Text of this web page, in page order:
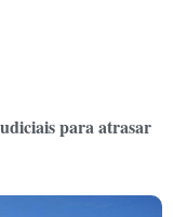
para atrasar